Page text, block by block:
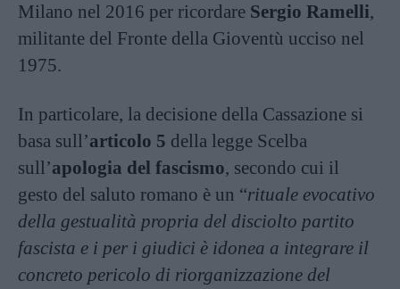
Milano nel 2016 per ricordare Sergio Ramelli,
militante del Fronte della Gioventù ucciso nel
1975.
In particolare, la decisione della Cassazione si
basa sull’articolo 5 della legge Scelba
sull’apologia del fascismo, secondo cui il
gesto del saluto romano è un “rituale evocativo
della gestualità propria del disciolto partito
fascista e i per i giudici è idonea a integrare il
concreto pericolo di riorganizzazione del